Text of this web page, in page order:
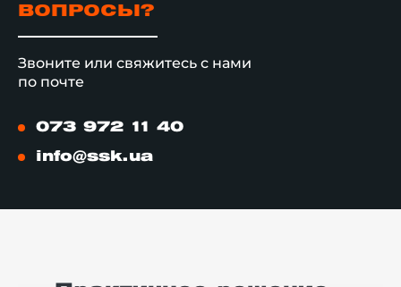
ВОПРОСЫ?
Звоните или свяжитесь с нами
по почте
073 972 11 40
info@ssk.ua